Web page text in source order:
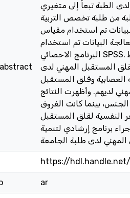
الطبة تبعاً إلى متغيري
الدراسة على عينة طبقية عشوائية قوامها (151) طالباً وطالبة من طلبة تخصص التربية
تم استخدام مقياس
المستقبل المهني، ولمعالجة البيانات تم استخدام
البرنامج الاحصائي SPSS. وأظهرت النتائج ان أكثر السمات الشخصية شيوعاً لدى طلبة التربية الرياضية كانت سمة الانبساطية بمتوسط
حسابي (3.61)، وأن المستوى الكلي لقلق المستقبل المهني لدى
بين سمة العصابية وقلق المستقبل
لديهم. وأظهرت النتائج
بينما كانت الفروق
النفسية لقلق المستقبل
برنامج إرشادي لتنمية
https://
ar